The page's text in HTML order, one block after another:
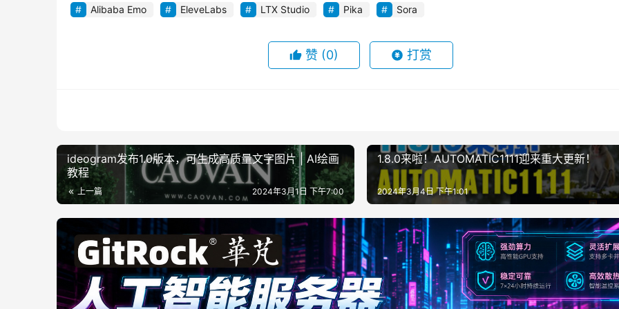
Alibaba Emo EleveLabs LTX Studio Pika Sora
赞 (0) 打赏
ideogram发布1.0版本，可生成高质量文字图片 | AI绘画
教程
上一篇 2024年3月1日 下午7:00
1.8.0来啦！AUTOMATIC1111迎来重大更新！
2024年3月4日 下午1:01